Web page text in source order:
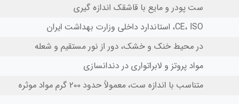
ست پودر و مایع با قاشقک اندازه گیری
CE، ISO، استاندارد داخلی وزارت بهداشت ایران
در محیط خنک و خشک، دور از نور مستقیم و شعله
مواد پروتز و لابراتواری در دندانسازی
متناسب با اندازه ست، معمولاً حدود 200 گرم مواد موثره